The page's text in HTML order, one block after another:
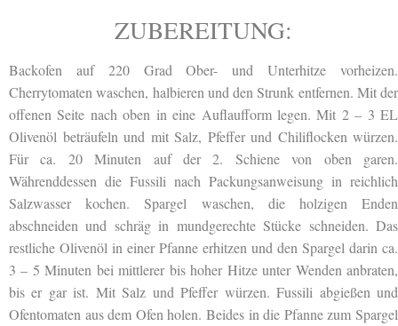
ZUBEREITUNG:
Backofen auf 220 Grad Ober- und Unterhitze vorheizen.
Cherrytomaten waschen, halbieren und den Strunk entfernen. Mit der
offenen Seite nach oben in eine Auflaufform legen. Mit 2 – 3 EL
Olivenöl beträufeln und mit Salz, Pfeffer und Chiliflocken würzen.
Für ca. 20 Minuten auf der 2. Schiene von oben garen.
Währenddessen die Fussili nach Packungsanweisung in reichlich
Salzwasser kochen. Spargel waschen, die holzigen Enden
abschneiden und schräg in mundgerechte Stücke schneiden. Das
restliche Olivenöl in einer Pfanne erhitzen und den Spargel darin ca.
3 – 5 Minuten bei mittlerer bis hoher Hitze unter Wenden anbraten,
bis er gar ist. Mit Salz und Pfeffer würzen. Fussili abgießen und
Ofentomaten aus dem Ofen holen. Beides in die Pfanne zum Spargel